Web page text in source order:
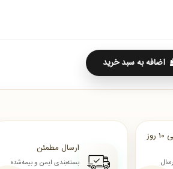
اضافه به سبد خرید
ارسال از ۷ روز الی ۱۰ روز
ارسال مطمئن
بسته‌بندی ایمن و بیمه‌شده